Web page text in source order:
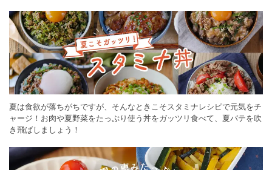
夏は食欲が落ちがちですが、そんなときこそスタミナレシピで元気をチ
ャージ！お肉や夏野菜をたっぷり使う丼をガッツリ食べて、夏バテを吹
き飛ばしましょう！